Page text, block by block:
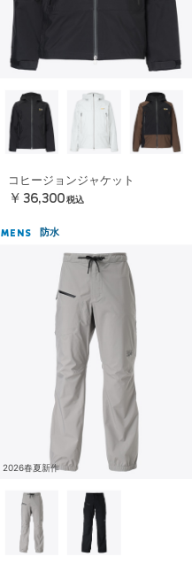
コヒージョンジャケット
￥36,300 税込
MENS 防水
2026春夏新作